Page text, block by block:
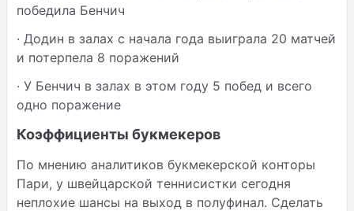
победила Бенчич
· Додин в залах с начала года выиграла 20 матчей
и потерпела 8 поражений
· У Бенчич в залах в этом году 5 побед и всего
одно поражение
Коэффициенты букмекеров
По мнению аналитиков букмекерской конторы
Пари, у швейцарской теннисистки сегодня
неплохие шансы на выход в полуфинал. Сделать